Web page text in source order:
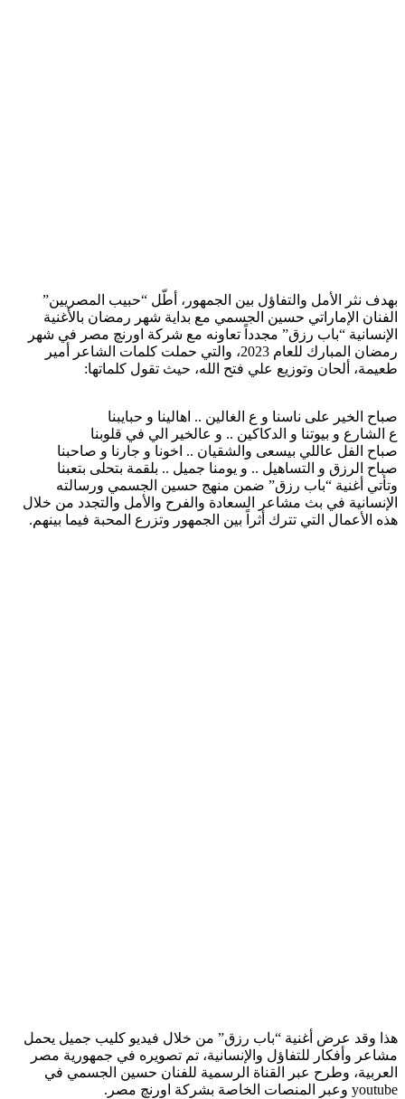
بهدف نثر الأمل والتفاؤل بين الجمهور، أطّل “حبيب المصريين”
الفنان الإماراتي حسين الجسمي مع بداية شهر رمضان بالأغنية
الإنسانية “باب رزق” مجدداً تعاونه مع شركة اورنچ مصر في شهر
رمضان المبارك للعام 2023، والتي حملت كلمات الشاعر أمير
طعيمة، ألحان وتوزيع علي فتح الله، حيث تقول كلماتها:
صباح الخير على ناسنا و ع الغالين .. اهالينا و حبايبنا
ع الشارع و بيوتنا و الدكاكين .. و عالخير الي في قلوبنا
صباح الفل عاللي بيسعى والشقيان .. اخونا و جارنا و صاحبنا
صباح الرزق و التساهيل .. و يومنا جميل .. بلقمة بتحلى بتعبنا
وتأتي أغنية “باب رزق” ضمن منهج حسين الجسمي ورسالته
الإنسانية في بث مشاعر السعادة والفرح والأمل والتجدد من خلال
هذه الأعمال التي تترك أثراً بين الجمهور وتزرع المحبة فيما بينهم.
هذا وقد عرض أغنية “باب رزق” من خلال فيديو كليب جميل يحمل
مشاعر وأفكار للتفاؤل والإنسانية، تم تصويره في جمهورية مصر
العربية، وطرح عبر القناة الرسمية للفنان حسين الجسمي في
youtube وعبر المنصات الخاصة بشركة اورنچ مصر.